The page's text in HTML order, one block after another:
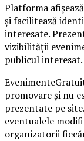
Platforma
și facilitează
interesate.
vizibilității
publicul interesat.
promovare și nu
prezentate pe
eventualele
organizatorii